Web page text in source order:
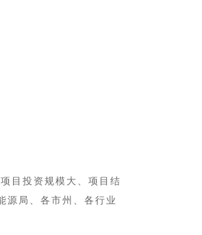
目投资规模大、项目结
源局、各市州、各行业